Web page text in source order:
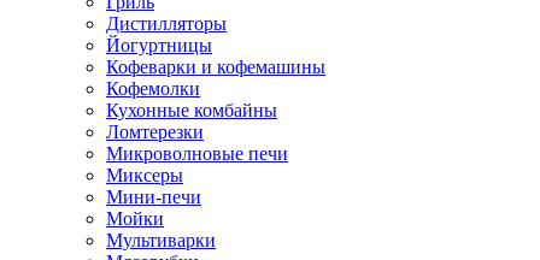
Посудомоечные машины
Водонагреватели
Бойлеры
Встраиваемая техника
Варочные поверхности электрические
Духовые шкафы электрические
Дистилляторы
Йогуртницы
Кофеварки и кофемашины
Кофемолки
Кухонные комбайны
Ломтерезки
Микроволновые печи
Миксеры
Мини-печи
Мойки
Мультиварки